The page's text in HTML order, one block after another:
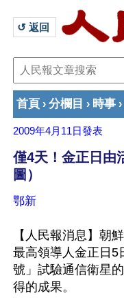
↺ 返回
首頁 › 分欄目 › 時事 ›
2009年4月11日發表
僅4天！金正日由
圖）
鄂新
【人民報消息】朝
最高領導人金正日5
號」試驗通信衛星
得的成果。